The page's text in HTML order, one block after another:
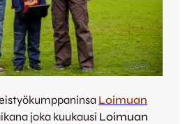
Loimuan
joka kuukausi Loimuan